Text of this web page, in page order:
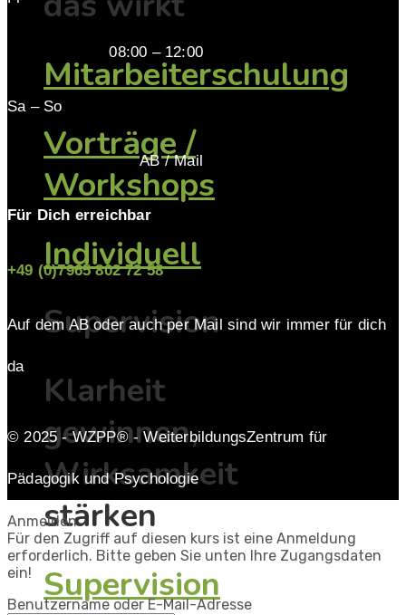
Mitarbeiterschulung
Vorträge /
Workshops
Individuell
Supervision
Klarheit
gewinnen,
Wirksamkeit
stärken
Supervision
08:00 – 12:00
Sa – So
AB / Mail
Für Dich erreichbar
+49 (0)7965 802 72 58
Auf dem AB oder auch per Mail sind wir immer für dich
da
© 2025 - WZPP® - WeiterbildungsZentrum für
Pädagogik und Psychologie
Anmelden
Für den Zugriff auf diesen kurs ist eine Anmeldung
erforderlich. Bitte geben Sie unten Ihre Zugangsdaten
ein!
Benutzername oder E-Mail-Adresse